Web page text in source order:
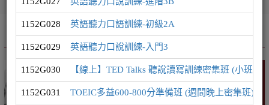
推廣課程 英語系列
英語
1152G028 英語聽力口語訓練-初級2A
1152G029 英語聽力口說訓練-入門3
1152G030 【線上】TED Talks 聽說讀寫訓練密集班 (小班制
1152G031 TOEIC多益600-800分準備班 (週間晚上密集班)